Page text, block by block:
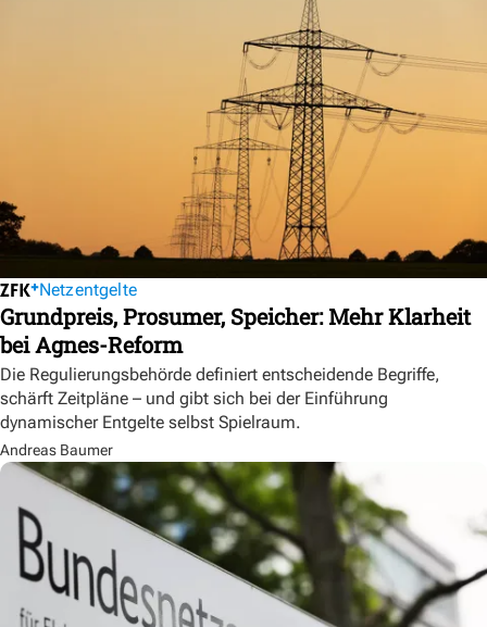
Netzentgelte
Grundpreis, Prosumer, Speicher: Mehr Klarheit
bei Agnes-Reform
Die Regulierungsbehörde definiert entscheidende Begriffe,
schärft Zeitpläne – und gibt sich bei der Einführung
dynamischer Entgelte selbst Spielraum.
Andreas Baumer